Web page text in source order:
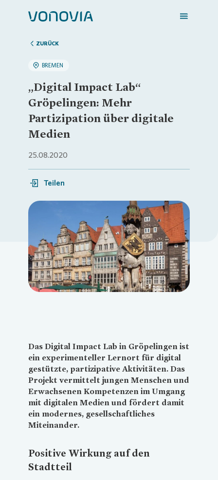
Zuhause finden
Mein Zuhause
Meine Stadt
ZURÜCK
BREMEN
„Digital Impact Lab“
Gröpelingen: Mehr
Partizipation über digitale
Medien
25.08.2020
Teilen
Loading...
Das Digital Impact Lab in Gröpelingen ist
ein experimenteller Lernort für digital
gestützte, partizipative Aktivitäten. Das
Projekt vermittelt jungen Menschen und
Erwachsenen Kompetenzen im Umgang
mit digitalen Medien und fördert damit
ein modernes, gesellschaftliches
Miteinander.
Positive Wirkung auf den
Stadtteil